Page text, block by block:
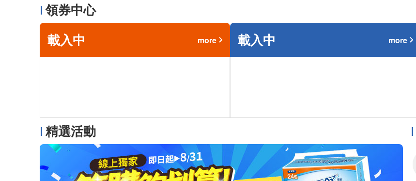
領券中心
載入中 more 載入中 more
精選活動